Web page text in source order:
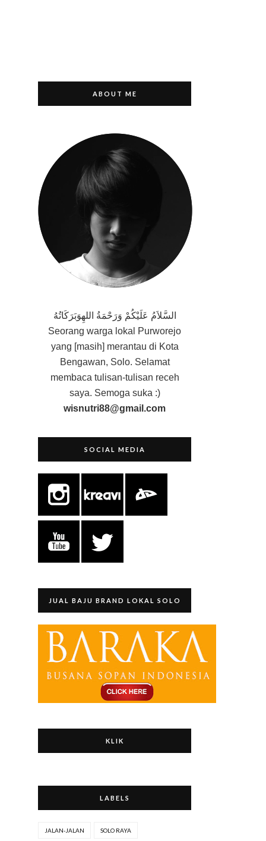
ABOUT ME
السَّلاَمُ عَلَيْكُمْ وَرَحْمَةُ اللهِوَبَرَكَاتُهُ
Seorang warga lokal Purworejo
yang [masih] merantau di Kota
Bengawan, Solo. Selamat
membaca tulisan-tulisan receh
saya. Semoga suka :)
wisnutri88@gmail.com
SOCIAL MEDIA
JUAL BAJU BRAND LOKAL SOLO
KLIK
LABELS
JALAN-JALAN SOLO RAYA